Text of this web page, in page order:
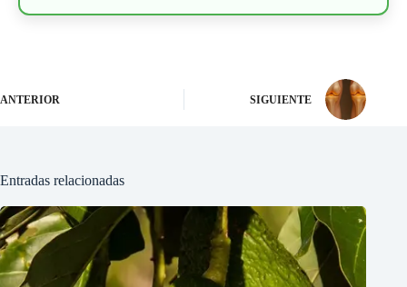
ANTERIOR SIGUIENTE
Entradas relacionadas